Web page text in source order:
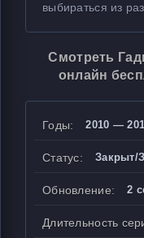
выбираться из
Смотреть
онлайн
Годы: 2010 —
Статус: Закрыт/
Обновление: 2
Длительность